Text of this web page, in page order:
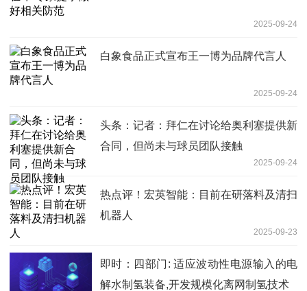
2025-09-24
白象食品正式宣布王一博为品牌代言人
2025-09-24
头条：记者：拜仁在讨论给奥利塞提供新
合同，但尚未与球员团队接触
2025-09-24
热点评！宏英智能：目前在研落料及清扫
机器人
2025-09-23
即时：四部门: 适应波动性电源输入的电
解水制氢装备,开发规模化离网制氢技术